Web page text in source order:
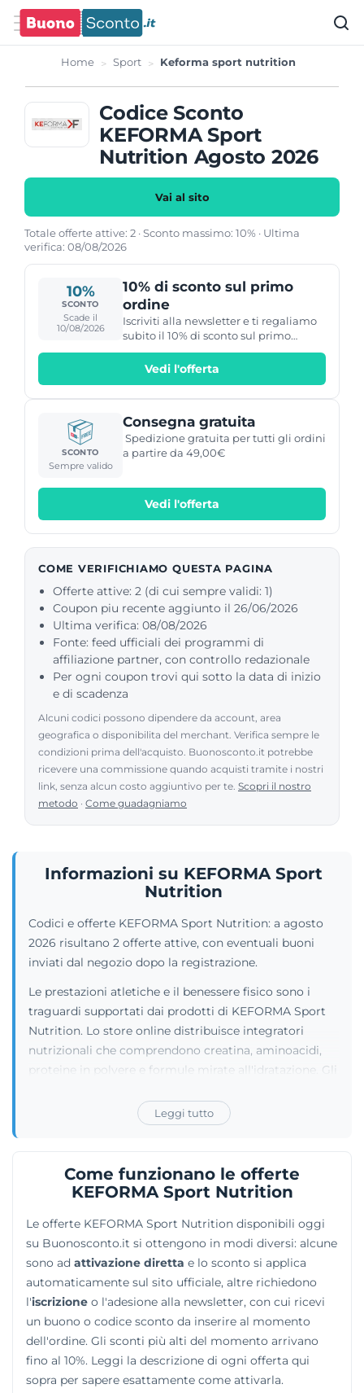
Home Sport Keforma sport nutrition
Codice Sconto
KEFORMA Sport
Nutrition Agosto 2026
Vai al sito
Totale offerte attive: 2 · Sconto massimo: 10% · Ultima
verifica: 08/08/2026
10%
SCONTO
Scade il
10/08/2026
10% di sconto sul primo
ordine
Iscriviti alla newsletter e ti regaliamo
subito il 10% di sconto sul primo
ordine!
Vedi l'offerta
SCONTO
Sempre valido
Consegna gratuita
Spedizione gratuita per tutti gli ordini
a partire da 49,00€
Vedi l'offerta
COME VERIFICHIAMO QUESTA PAGINA
Offerte attive: 2 (di cui sempre validi: 1)
Coupon piu recente aggiunto il 26/06/2026
Ultima verifica: 08/08/2026
Fonte: feed ufficiali dei programmi di
affiliazione partner, con controllo redazionale
Per ogni coupon trovi qui sotto la data di inizio
e di scadenza
Alcuni codici possono dipendere da account, area
geografica o disponibilita del merchant. Verifica sempre le
condizioni prima dell'acquisto. Buonosconto.it potrebbe
ricevere una commissione quando acquisti tramite i nostri
link, senza alcun costo aggiuntivo per te. Scopri il nostro
metodo · Come guadagniamo
Informazioni su KEFORMA Sport
Nutrition
Codici e offerte KEFORMA Sport Nutrition: a agosto
2026 risultano 2 offerte attive, con eventuali buoni
inviati dal negozio dopo la registrazione.
Le prestazioni atletiche e il benessere fisico sono i
traguardi supportati dai prodotti di KEFORMA Sport
Nutrition. Lo store online distribuisce integratori
nutrizionali che comprendono creatina, aminoacidi,
proteine in polvere e formule mirate all'idratazione. Gli
per gli atleti di nuoto, corsa, ciclismo, tennis, calcio,
triathlon e per gli assidui frequentatori delle palestre.
mantenimento di un'alimentazione bilanciata. Per
orientare le decisioni degli sportivi, la piattaforma
ricco di indicazioni pratiche elaborate da esperti della
nutrizione.
Leggi tutto
Come funzionano le offerte
KEFORMA Sport Nutrition
Le offerte KEFORMA Sport Nutrition disponibili oggi
su Buonosconto.it si ottengono in modi diversi: alcune
sono ad attivazione diretta e lo sconto si applica
automaticamente sul sito ufficiale, altre richiedono
l'iscrizione o l'adesione alla newsletter, con cui ricevi
un buono o codice sconto da inserire al momento
dell'ordine. Gli sconti più alti del momento arrivano
fino al 10%. Leggi la descrizione di ogni offerta qui
sopra per sapere esattamente come attivarla.